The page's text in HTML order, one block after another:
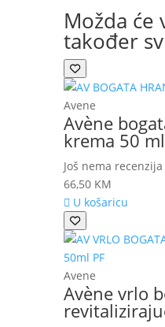
Možda će
također
Avene
Avène
krema 50 ml
Još nema recenzija
66,50 KM
U košaricu
Avene
Avène vrlo